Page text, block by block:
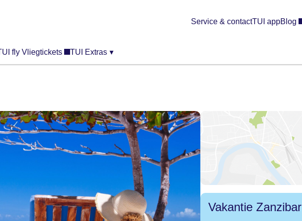
fly Vliegtickets TUI Extras ▾
Service & contactTUI appBlog
Vakantie Zanzibar